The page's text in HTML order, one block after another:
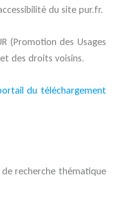
du site pur.fr.
(Promotion des Usages
des droits voisins.
du téléchargement
recherche thématique